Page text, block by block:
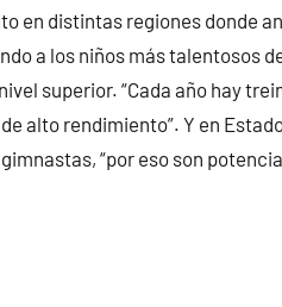
en distintas regiones donde
a los niños más talentosos
superior. “Cada año hay
alto rendimiento”. Y en
“por eso son